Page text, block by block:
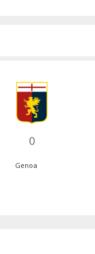
0
Genoa